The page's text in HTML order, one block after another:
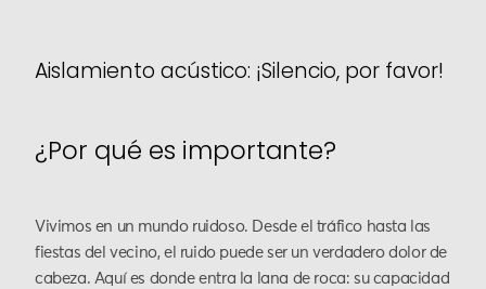
Aislamiento acústico: ¡Silencio, por favor!
¿Por qué es importante?
Vivimos en un mundo ruidoso. Desde el tráfico hasta las
fiestas del vecino, el ruido puede ser un verdadero dolor de
cabeza. Aquí es donde entra la lana de roca: su capacidad